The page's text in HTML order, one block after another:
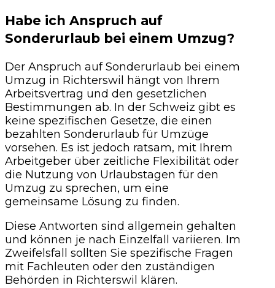
Habe ich Anspruch auf
Sonderurlaub bei einem Umzug?
Der Anspruch auf Sonderurlaub bei einem
Umzug in Richterswil hängt von Ihrem
Arbeitsvertrag und den gesetzlichen
Bestimmungen ab. In der Schweiz gibt es
keine spezifischen Gesetze, die einen
bezahlten Sonderurlaub für Umzüge
vorsehen. Es ist jedoch ratsam, mit Ihrem
Arbeitgeber über zeitliche Flexibilität oder
die Nutzung von Urlaubstagen für den
Umzug zu sprechen, um eine
gemeinsame Lösung zu finden.
Diese Antworten sind allgemein gehalten
und können je nach Einzelfall variieren. Im
Zweifelsfall sollten Sie spezifische Fragen
mit Fachleuten oder den zuständigen
Behörden in Richterswil klären.